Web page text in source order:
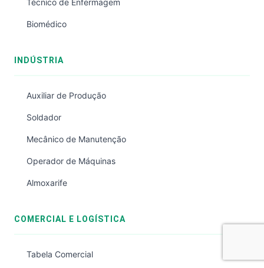
Técnico de Enfermagem
Biomédico
INDÚSTRIA
Auxiliar de Produção
Soldador
Mecânico de Manutenção
Operador de Máquinas
Almoxarife
COMERCIAL E LOGÍSTICA
Tabela Comercial